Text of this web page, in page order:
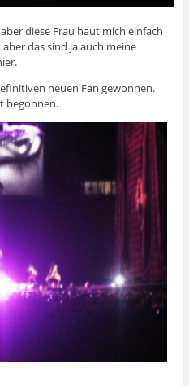
diese Frau haut mich einfach
das sind ja auch meine
neuen Fan gewonnen.
begonnen.